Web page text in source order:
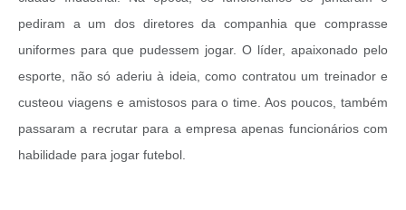
pediram a um dos diretores da companhia que comprasse
uniformes para que pudessem jogar. O líder, apaixonado pelo
esporte, não só aderiu à ideia, como contratou um treinador e
custeou viagens e amistosos para o time. Aos poucos, também
passaram a recrutar para a empresa apenas funcionários com
habilidade para jogar futebol.